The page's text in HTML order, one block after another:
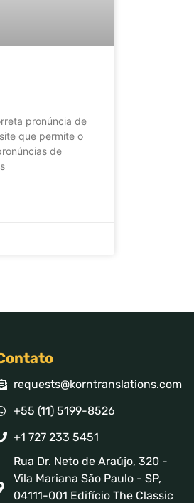
pronúncia de
que permite o
de
requests@korntranslations.com
+55 (11) 5199-8526
+1 727 233 5451
Rua Dr. Neto de Araújo, 320 -
Vila Mariana São Paulo - SP,
04111-001 Edifício The Classic